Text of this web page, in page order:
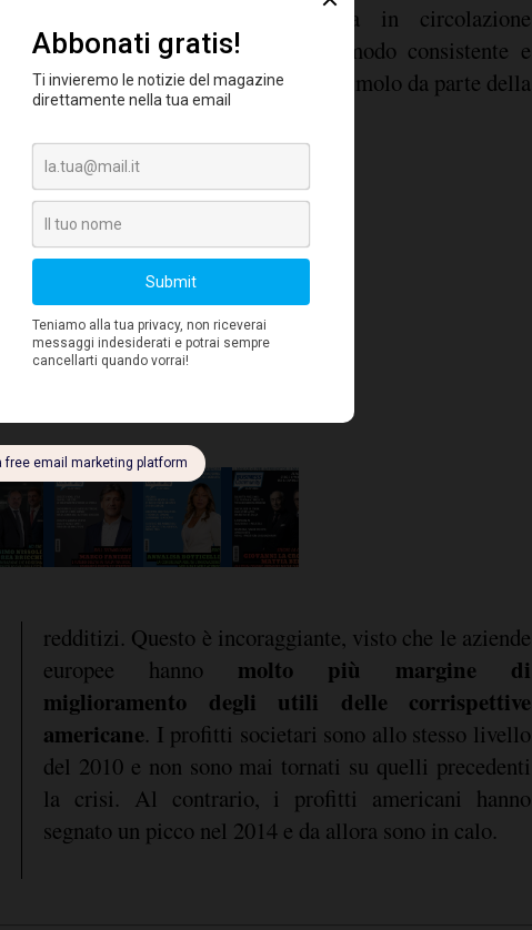
Infine, la quantità di moneta in circolazione
nell'eurozona sta crescendo in modo consistente e
quest'anno c'è stato un'ulteriore stimolo da parte della
Bce.
redditizi. Questo è incoraggiante, visto che le aziende
europee hanno molto più margine di
miglioramento degli utili delle corrispettive
americane. I profitti societari sono allo stesso livello
del 2010 e non sono mai tornati su quelli precedenti
la crisi. Al contrario, i profitti americani hanno
segnato un picco nel 2014 e da allora sono in calo.